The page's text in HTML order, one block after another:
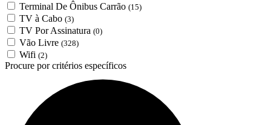
Terminal De Ônibus Carrão (15)
TV à Cabo (3)
TV Por Assinatura (0)
Vão Livre (328)
Wifi (2)
Procure por critérios específicos